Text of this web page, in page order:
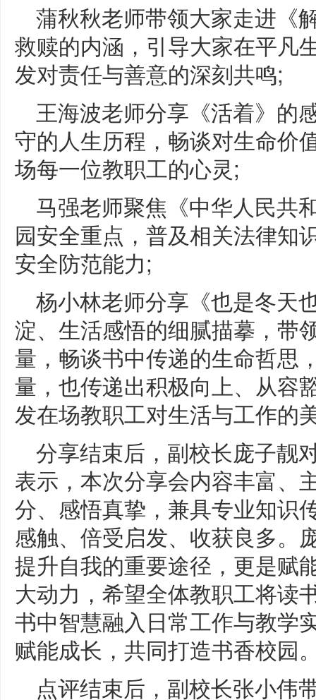
蒲秋秋老师带领大家走进《
救赎的内涵，引导大家在平凡
发对责任与善意的深刻共鸣;
王海波老师分享《活着》的
守的人生历程，畅谈对生命价
场每一位教职工的心灵;
马强老师聚焦《中华人民共
园安全重点，普及相关法律知
安全防范能力;
杨小林老师分享《也是冬天
淀、生活感悟的细腻描摹，带
量，畅谈书中传递的生命哲思
量，也传递出积极向上、从容
发在场教职工对生活与工作的
分享结束后，副校长庞子靓
表示，本次分享会内容丰富、
分、感悟真挚，兼具专业知识
感触、倍受启发、收获良多。
提升自我的重要途径，更是赋
大动力，希望全体教职工将读
书中智慧融入日常工作与教学
赋能成长，共同打造书香校园
点评结束后，副校长张小伟